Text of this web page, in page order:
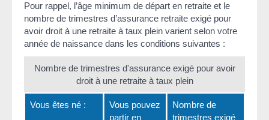
Pour rappel, l’âge minimum de départ en retraite et le
nombre de trimestres d’assurance retraite exigé pour
avoir droit à une retraite à taux plein varient selon votre
année de naissance dans les conditions suivantes :
Nombre de trimestres d'assurance exigé pour avoir
droit à une retraite à taux plein
Vous êtes né :
Vous pouvez
partir en
Nombre de
trimestres exigé